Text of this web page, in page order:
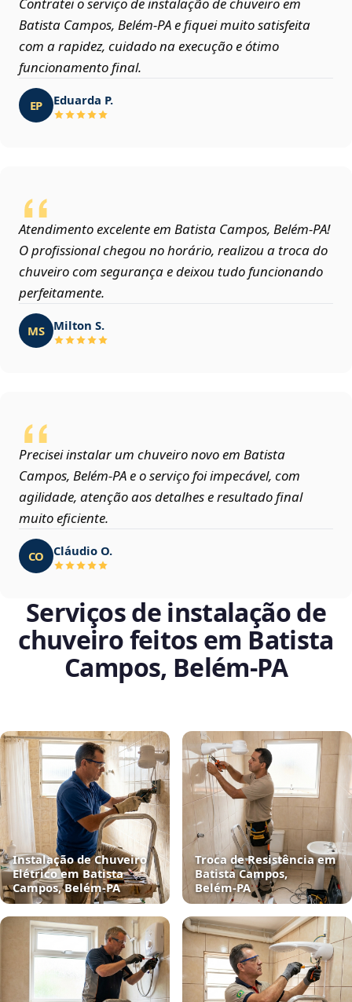
Contratei o serviço de instalação de chuveiro em
Batista Campos, Belém‑PA e fiquei muito satisfeita
com a rapidez, cuidado na execução e ótimo
funcionamento final.
EP Eduarda P.
Atendimento excelente em Batista Campos, Belém‑PA!
O profissional chegou no horário, realizou a troca do
chuveiro com segurança e deixou tudo funcionando
perfeitamente.
MS Milton S.
Precisei instalar um chuveiro novo em Batista
Campos, Belém‑PA e o serviço foi impecável, com
agilidade, atenção aos detalhes e resultado final
muito eficiente.
CO Cláudio O.
Serviços de instalação de
chuveiro feitos em Batista
Campos, Belém‑PA
Instalação de Chuveiro
Elétrico em Batista
Campos, Belém‑PA
Troca de Resistência em
Batista Campos,
Belém‑PA